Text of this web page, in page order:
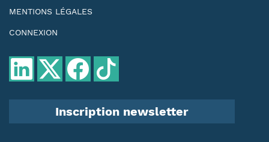
MENTIONS LÉGALES
CONNEXION
Inscription newsletter